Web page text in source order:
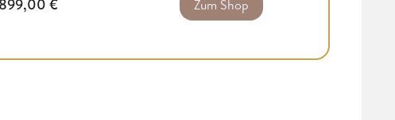
899,00 € Zum Shop